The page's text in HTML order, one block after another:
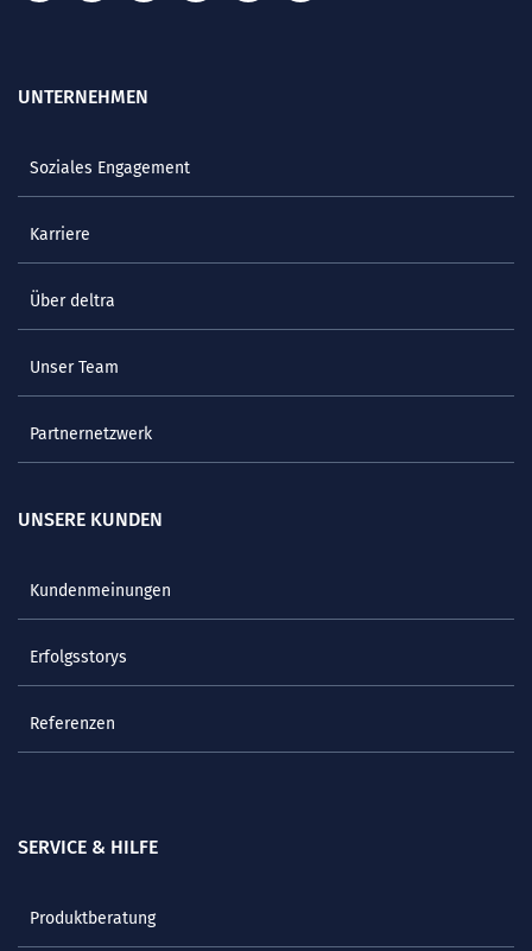
UNTERNEHMEN
Soziales Engagement
Karriere
Über deltra
Unser Team
Partnernetzwerk
UNSERE KUNDEN
Kundenmeinungen
Erfolgsstorys
Referenzen
SERVICE & HILFE
Produktberatung